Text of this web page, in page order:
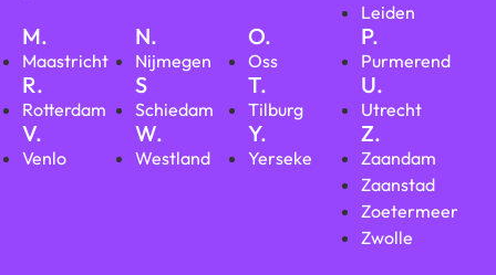
Leiden
M.
Maastricht
N.
Nijmegen
O.
Oss
P.
Purmerend
R.
Rotterdam
S
Schiedam
T.
Tilburg
U.
Utrecht
V.
Venlo
W.
Westland
Y.
Yerseke
Z.
Zaandam
Zaanstad
Zoetermeer
Zwolle